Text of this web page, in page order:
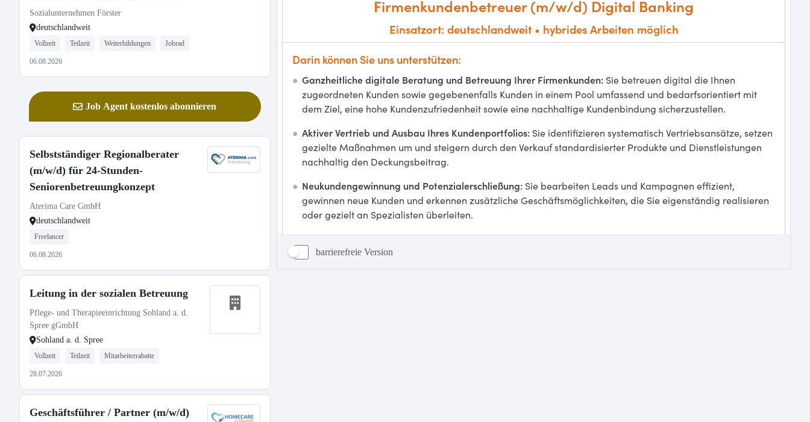
Sozialunternehmen Förster
deutschlandweit
Vollzeit Teilzeit Weiterbildungen Jobrad
06.08.2026
Job Agent kostenlos abonnieren
Selbstständiger Regionalberater
(m/w/d) für 24-Stunden-
Seniorenbetreuungkonzept
Aterima Care GmbH
deutschlandweit
Freelancer
06.08.2026
Leitung in der sozialen Betreuung
Pflege- und Therapieeinrichtung Sohland a. d.
Spree gGmbH
Sohland a. d. Spree
Vollzeit Teilzeit Mitarbeiterrabatte
28.07.2026
Geschäftsführer / Partner (m/w/d)
barrierefreie Version